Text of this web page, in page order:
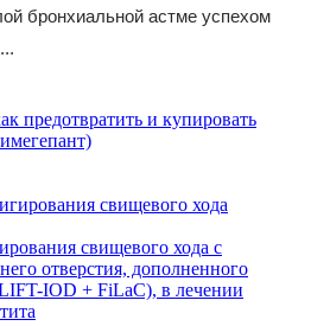
бронхиальной астме успехом
свищевого хода с
отверстия, дополненного
IOD + FiLaC), в лечении